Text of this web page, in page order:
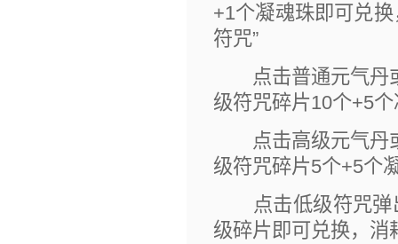
+1个凝魂珠即可兑
符咒”
点击普通元气丹或
级符咒碎片10个+5
点击高级元气丹或
级符咒碎片5个+5个
点击低级符咒弹
级碎片即可兑换，消